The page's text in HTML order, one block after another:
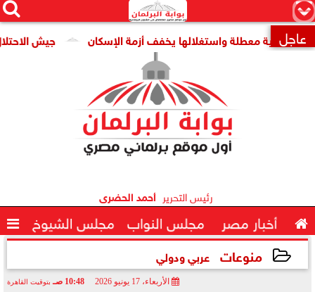
×


 عاجل جيش الاحتلال: مقتل جنديين معطلة واستغلالها يخفف أزمة الإسكان
رئيس التحرير أحمد الحضرى
 أخبار مصر مجلس النواب مجلس الشيوخ 
منوعات عربي ودولي
الأربعاء، 17 يونيو 2026 10:48 صـ بتوقيت القاهرة